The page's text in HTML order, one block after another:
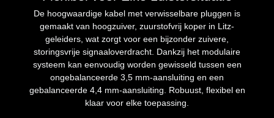
De hoogwaardige kabel met verwisselbare pluggen is
gemaakt van hoogzuiver, zuurstofvrij koper in Litz-
geleiders, wat zorgt voor een bijzonder zuivere,
storingsvrije signaaloverdracht. Dankzij het modulaire
systeem kan eenvoudig worden gewisseld tussen een
ongebalanceerde 3,5 mm-aansluiting en een
gebalanceerde 4,4 mm-aansluiting. Robuust, flexibel en
klaar voor elke toepassing.